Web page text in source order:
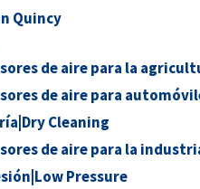
Quincy
de aire para la
de aire para
Cleaning
de aire para la
Pressure